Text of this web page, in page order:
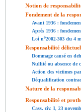
Notion de
Fondement de la
Avant 1936 :
Après 1936 :
Loi no2002-303 du 4
Responsabilité
Dommage causé en
Nullité ou absence de
Action des victimes
Déqualification
Nature de la
Responsabilité et
Cass. civ. I, 23